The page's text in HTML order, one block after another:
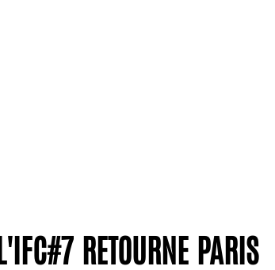
RETOURNE PARIS